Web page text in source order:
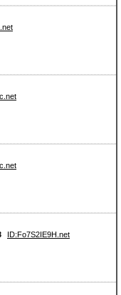
ID:Fo7S2IE9H.net